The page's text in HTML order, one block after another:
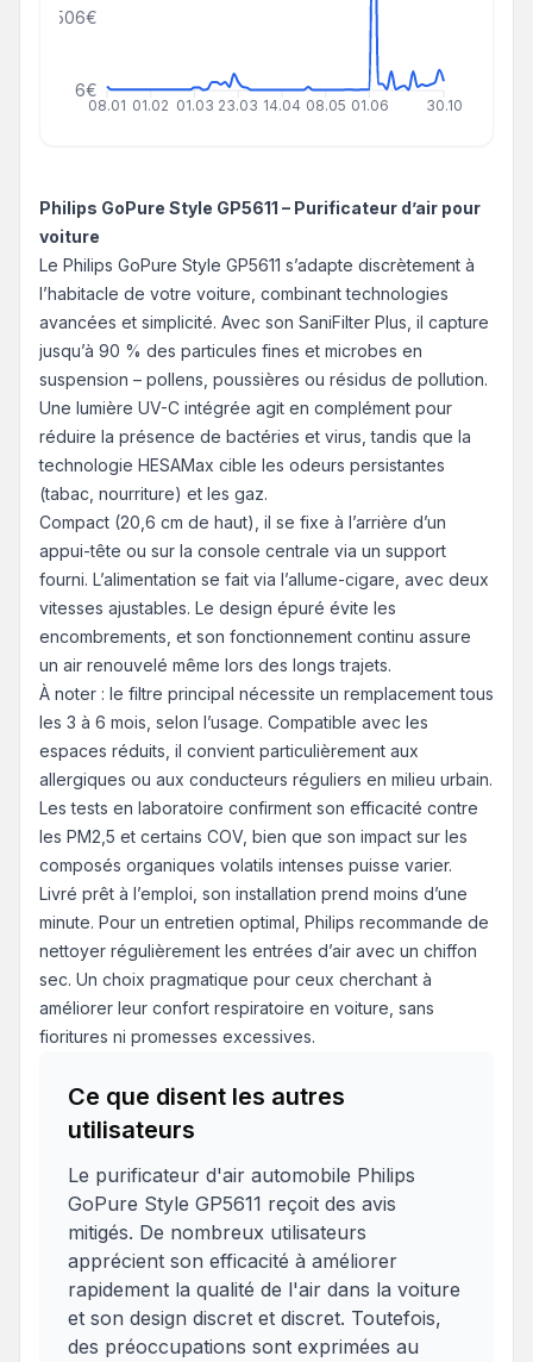
08.01 01.02 01.03 23.03 14.04 08.05 01.06 30.10
6€
1506€
Philips GoPure Style GP5611 – Purificateur d’air pour
voiture
Le Philips GoPure Style GP5611 s’adapte discrètement à
l’habitacle de votre voiture, combinant technologies
avancées et simplicité. Avec son SaniFilter Plus, il capture
jusqu’à 90 % des particules fines et microbes en
suspension – pollens, poussières ou résidus de pollution.
Une lumière UV-C intégrée agit en complément pour
réduire la présence de bactéries et virus, tandis que la
technologie HESAMax cible les odeurs persistantes
(tabac, nourriture) et les gaz.
Compact (20,6 cm de haut), il se fixe à l’arrière d’un
appui-tête ou sur la console centrale via un support
fourni. L’alimentation se fait via l’allume-cigare, avec deux
vitesses ajustables. Le design épuré évite les
encombrements, et son fonctionnement continu assure
un air renouvelé même lors des longs trajets.
À noter : le filtre principal nécessite un remplacement tous
les 3 à 6 mois, selon l’usage. Compatible avec les
espaces réduits, il convient particulièrement aux
allergiques ou aux conducteurs réguliers en milieu urbain.
Les tests en laboratoire confirment son efficacité contre
les PM2,5 et certains COV, bien que son impact sur les
composés organiques volatils intenses puisse varier.
Livré prêt à l’emploi, son installation prend moins d’une
minute. Pour un entretien optimal, Philips recommande de
nettoyer régulièrement les entrées d’air avec un chiffon
sec. Un choix pragmatique pour ceux cherchant à
améliorer leur confort respiratoire en voiture, sans
fioritures ni promesses excessives.
Ce que disent les autres
utilisateurs
Le purificateur d'air automobile Philips
GoPure Style GP5611 reçoit des avis
mitigés. De nombreux utilisateurs
apprécient son efficacité à améliorer
rapidement la qualité de l'air dans la voiture
et son design discret et discret. Toutefois,
des préoccupations sont exprimées au